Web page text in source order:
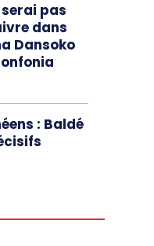
serai pas
dans
Dansoko
: Baldé